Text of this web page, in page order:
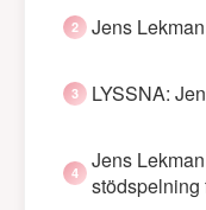
Jens
LYSSNA:
Jens